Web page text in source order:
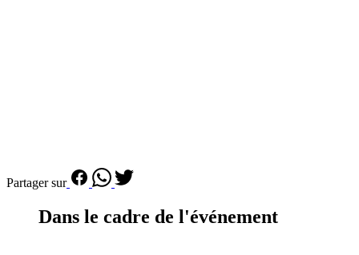
Partager sur
Dans le cadre de l'événement